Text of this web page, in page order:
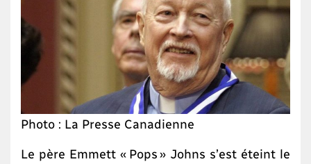
Photo : La Presse Canadienne
Le père Emmett « Pops » Johns s’est éteint le